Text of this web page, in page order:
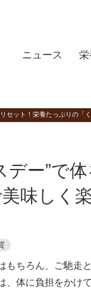
ニュース
セット！栄養たっぷりの「
デー”で
味しく
もちろん、ご馳走
、体に負担をかけ